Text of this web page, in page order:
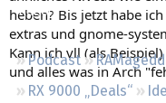
Regeln
Podcast
RX 9000 „Deals“
heben? Bis jetzt habe
extras und gnome-
Kann ich vll (als
und alles was in Arch